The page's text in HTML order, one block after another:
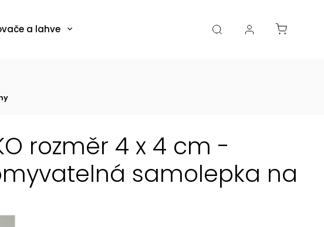
a lahve Boxy, dózy, kořenky, skleničky Akce
rozměr 4 x 4 cm -
samolepka na